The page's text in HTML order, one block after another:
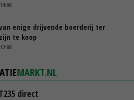
enige drijvende boerderij ter
te koop
MARKT.NL
direct